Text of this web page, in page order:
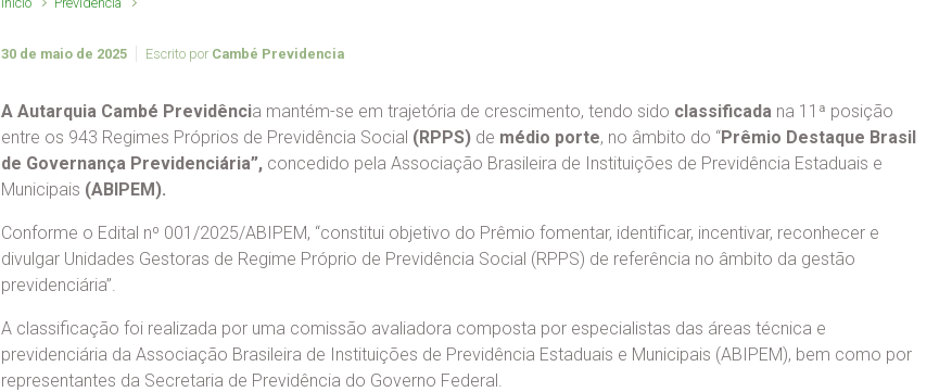
30 de maio de 2025 Escrito por Cambé Previdencia
A Autarquia Cambé Previdência mantém-se em trajetória de crescimento, tendo sido classificada na 11ª posição
entre os 943 Regimes Próprios de Previdência Social (RPPS) de médio porte, no âmbito do “Prêmio Destaque Brasil
de Governança Previdenciária”, concedido pela Associação Brasileira de Instituições de Previdência Estaduais e
Municipais (ABIPEM).
Conforme o Edital nº 001/2025/ABIPEM, “constitui objetivo do Prêmio fomentar, identificar, incentivar, reconhecer e
divulgar Unidades Gestoras de Regime Próprio de Previdência Social (RPPS) de referência no âmbito da gestão
previdenciária”.
A classificação foi realizada por uma comissão avaliadora composta por especialistas das áreas técnica e
previdenciária da Associação Brasileira de Instituições de Previdência Estaduais e Municipais (ABIPEM), bem como por
representantes da Secretaria de Previdência do Governo Federal.